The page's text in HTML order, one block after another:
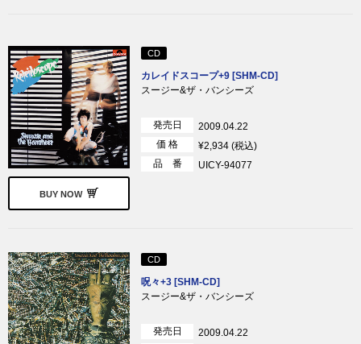
BUY NOW
CD
カレイドスコープ+9 [SHM-CD]
スージー&ザ・バンシーズ
発売日
2009.04.22
価 格
¥2,934 (税込)
品 番
UICY-94077
CD
呪々+3 [SHM-CD]
スージー&ザ・バンシーズ
発売日
2009.04.22